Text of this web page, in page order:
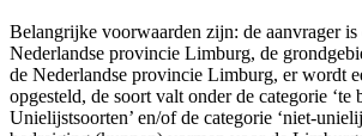
Belangrijke voorwaarden zijn: de aanvrager is
Nederlandse provincie Limburg, de
de Nederlandse provincie Limburg, er wordt
opgesteld, de soort valt onder de categorie ‘te
Unielijstsoorten’ en/of de categorie ‘niet-